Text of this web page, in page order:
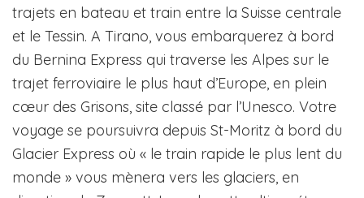
trajets en bateau et train entre la Suisse centrale
et le Tessin. A Tirano, vous embarquerez à bord
du Bernina Express qui traverse les Alpes sur le
trajet ferroviaire le plus haut d’Europe, en plein
cœur des Grisons, site classé par l’Unesco. Votre
voyage se poursuivra depuis St-Moritz à bord du
Glacier Express où « le train rapide le plus lent du
monde » vous mènera vers les glaciers, en